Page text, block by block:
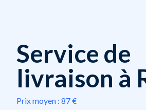
Service de
livraison à
Prix moyen : 87 €